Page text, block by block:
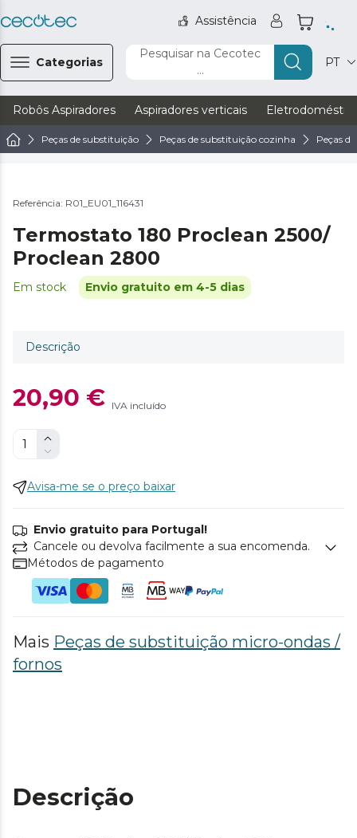
Assistência
Categorias
Pesquisar na Cecotec
...
PT
Robôs Aspiradores Aspiradores verticais
Peças de substituição Peças de substituição cozinha Peças
Referência: R01_EU01_116431
Termostato 180 Proclean 2500/
Proclean 2800
Em stock Envio gratuito em 4-5 dias
Descrição
20,90 € IVA incluído
Avisa-me se o preço baixar
Envio gratuito para Portugal!
Cancele ou devolva facilmente a sua encomenda.
Métodos de pagamento
Mais Peças de substituição micro-ondas /
fornos
Descrição